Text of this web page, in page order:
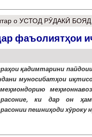
о УСТОД РӮДАКӢ
фаъолиятҳои
қадимтарини
муносибатҳои
ки дар он
пешниҳоди хӯроку